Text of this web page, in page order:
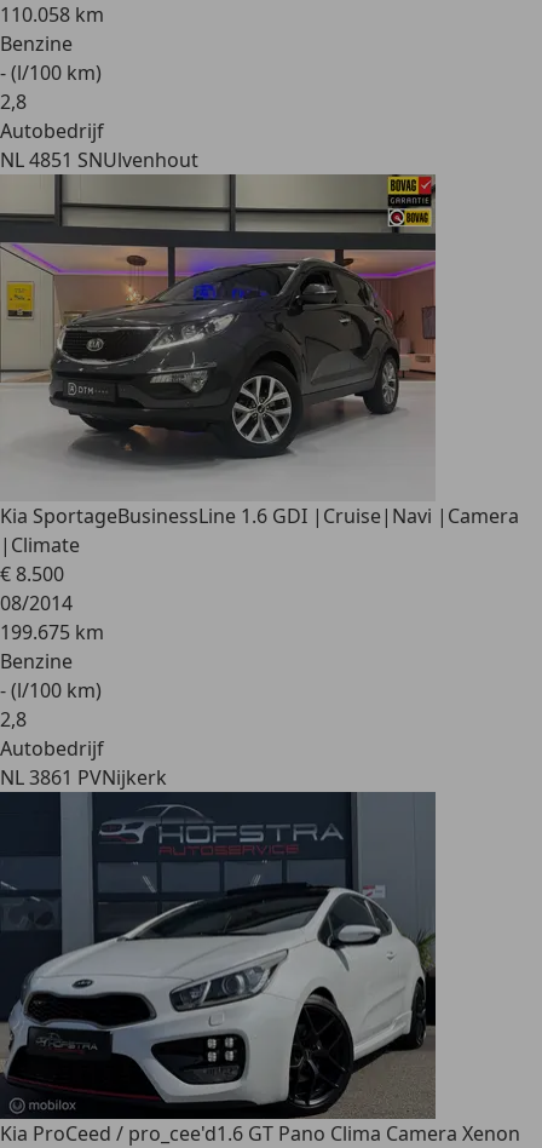
110.058 km
Benzine
- (l/100 km)
2,8
Autobedrijf
NL 4851 SNUlvenhout
Kia SportageBusinessLine 1.6 GDI |Cruise|Navi |Camera
|Climate
€ 8.500
08/2014
199.675 km
Benzine
- (l/100 km)
2,8
Autobedrijf
NL 3861 PVNijkerk
Kia ProCeed / pro_cee'd1.6 GT Pano Clima Camera Xenon